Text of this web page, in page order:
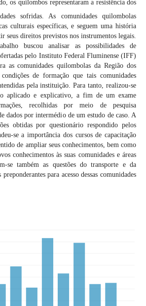
os quilombos representaram a resistência dos
sofridas. As comunidades quilombolas
culturais específicas, e seguem uma história
seus direitos previstos nos instrumentos legais.
buscou analisar as possibilidades de
pelo Instituto Federal Fluminense (IFF)
as comunidades quilombolas da Região dos
de formação que tais comunidades
pela instituição. Para tanto, realizou-se
aplicado e explicativo, a fim de um exame
recolhidas por meio de pesquisa
dados por intermédio de um estudo de caso. A
obtidas por questionário respondido pelos
se a importância dos cursos de capacitação
de ampliar seus conhecimentos, bem como
conhecimentos às suas comunidades e áreas
se também as questões do transporte e da
para acesso dessas comunidades